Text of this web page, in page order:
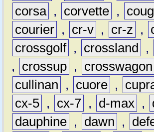
corsa , corvette ,
courier , cr-v , cr-z ,
crossgolf , crossland ,
,
crossup , crosswagon
cullinan
, cuore ,
cx-5 , cx-7 , d-max ,
dauphine , dawn ,